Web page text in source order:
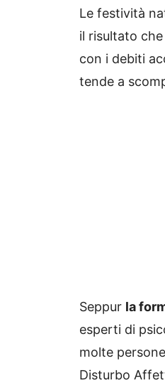
Le festività
il risultato
con i debiti
tende a
Seppur la
esperti di
molte
Disturbo